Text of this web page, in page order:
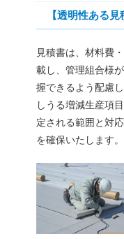
【透明性ある見
見積書は、材料費
載し、管理組合様
握できるよう配慮
しうる増減生産項
定される範囲と対
を確保いたします。